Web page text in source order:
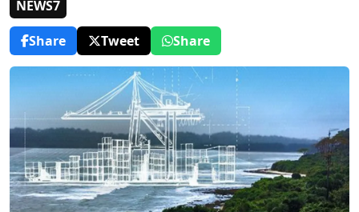
NEWS7
Share
Tweet Share